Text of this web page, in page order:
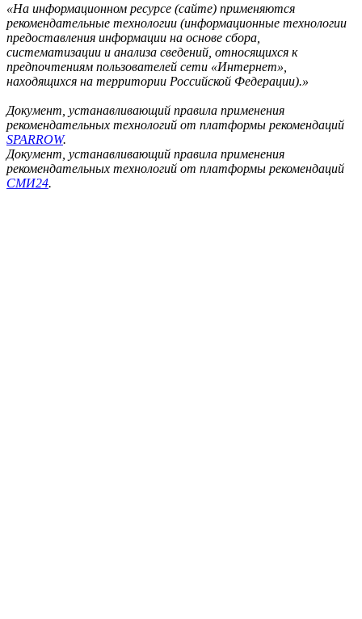
«На информационном ресурсе (сайте) применяются
рекомендательные технологии (информационные технологии
предоставления информации на основе сбора,
систематизации и анализа сведений, относящихся к
предпочтениям пользователей сети «Интернет»,
находящихся на территории Российской Федерации).»
Документ, устанавливающий правила применения
рекомендательных технологий от платформы рекомендаций
SPARROW.
Документ, устанавливающий правила применения
рекомендательных технологий от платформы рекомендаций
СМИ24.